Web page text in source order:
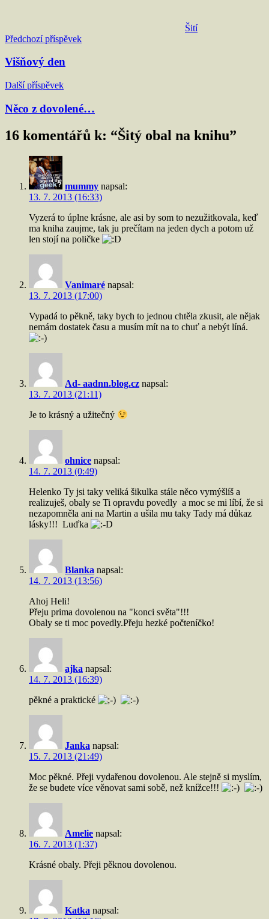
Šití
Navigace
pro
příspěvek
Předchozí příspěvek
Višňový den
Další příspěvek
Něco z dovolené…
16 komentářů k: “Šitý obal na knihu”
mummy napsal:
13. 7. 2013 (16:33)
Vyzerá to úplne krásne, ale asi by som to nezužitkovala, keď
ma kniha zaujme, tak ju prečítam na jeden dych a potom už
len stojí na poličke
Vanimaré napsal:
13. 7. 2013 (17:00)
Vypadá to pěkně, taky bych to jednou chtěla zkusit, ale nějak
nemám dostatek času a musím mít na to chuť a nebýt líná.
Ad- aadnn.blog.cz napsal:
13. 7. 2013 (21:11)
Je to krásný a užitečný
ohnice napsal:
14. 7. 2013 (0:49)
Helenko Ty jsi taky veliká šikulka stále něco vymýšlíš a
realizuješ, obaly se Ti opravdu povedly a moc se mi líbí, že si
nezapomněla ani na Martin a ušila mu taky Tady má důkaz
lásky!!! Luďka
Blanka napsal:
14. 7. 2013 (13:56)
Ahoj Heli!
Přeju prima dovolenou na "konci světa"!!!
Obaly se ti moc povedly.Přeju hezké počteníčko!
ajka napsal:
14. 7. 2013 (16:39)
pěkné a praktické
Janka napsal:
15. 7. 2013 (21:49)
Moc pěkné. Přeji vydařenou dovolenou. Ale stejně si myslím,
že se budete více věnovat sami sobě, než knížce!!!
Amelie napsal:
16. 7. 2013 (1:37)
Krásné obaly. Přeji pěknou dovolenou.
Katka napsal: